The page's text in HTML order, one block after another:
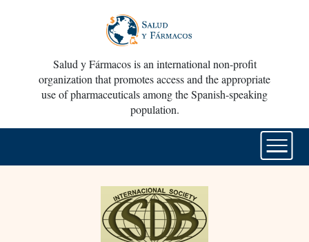
Salud y Fármacos is an international non-profit
organization that promotes access and the appropriate
use of pharmaceuticals among the Spanish-speaking
population.